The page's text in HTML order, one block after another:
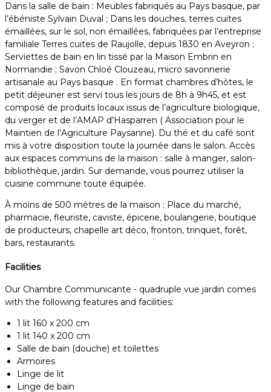
Dans la salle de bain : Meubles fabriqués au Pays basque, par
l’ébéniste Sylvain Duval ; Dans les douches, terres cuites
émaillées, sur le sol, non émaillées, fabriquées par l’entreprise
familiale Terres cuites de Raujolle, depuis 1830 en Aveyron ;
Serviettes de bain en lin tissé par la Maison Embrin en
Normandie ; Savon Chloé Clouzeau, micro savonnerie
artisanale au Pays basque . En format chambres d’hôtes, le
petit déjeuner est servi tous les jours de 8h à 9h45, et est
composé de produits locaux issus de l’agriculture biologique,
du verger et de l’AMAP d’Hasparren ( Association pour le
Maintien de l’Agriculture Paysanne). Du thé et du café sont
mis à votre disposition toute la journée dans le salon. Accès
aux espaces communs de la maison : salle à manger, salon-
bibliothèque, jardin. Sur demande, vous pourrez utiliser la
cuisine commune toute équipée.
À moins de 500 mètres de la maison : Place du marché,
pharmacie, fleuriste, caviste, épicerie, boulangerie, boutique
de producteurs, chapelle art déco, fronton, trinquet, forêt,
bars, restaurants.
Facilities
Our Chambre Communicante - quadruple vue jardin comes
with the following features and facilities:
1 lit 160 x 200 cm
1 lit 140 x 200 cm
Salle de bain (douche) et toilettes
Armoires
Linge de lit
Linge de bain